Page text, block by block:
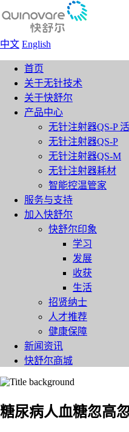
中文 English
首页
关于无针技术
关于快舒尔
产品中心
无针注射器QS-P
无针注射器QS-P
无针注射器QS-M
无针注射器耗材
智能控温管家
服务与支持
加入快舒尔
快舒尔印象
学习
发展
收获
生活
招贤纳士
人才推荐
健康保障
新闻资讯
快舒尔商城
糖尿病人血糖忽高